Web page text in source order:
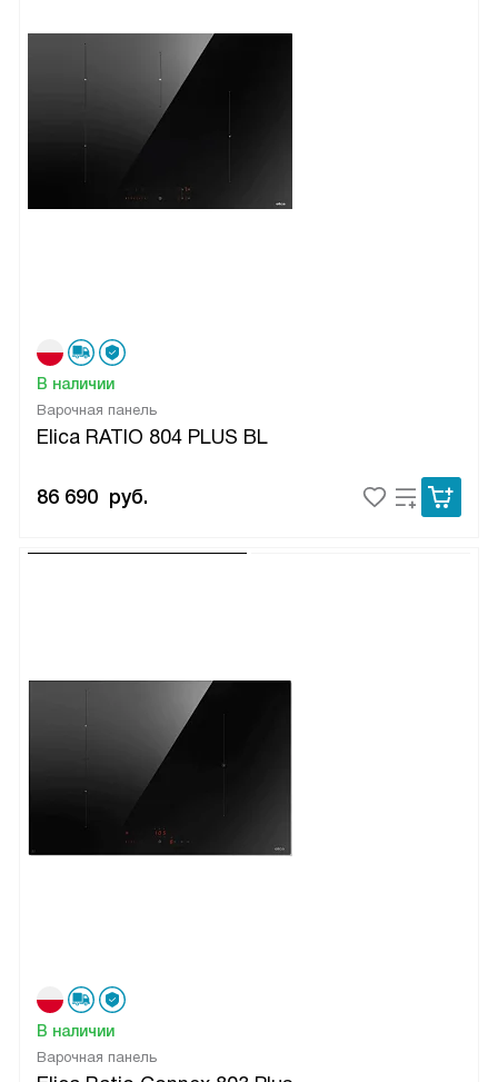
Варочная панель
Elica RATIO 804 PLUS BL
В наличии
86 690 руб.
Варочная панель
В наличии